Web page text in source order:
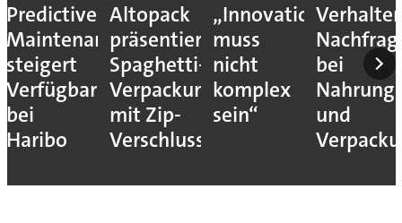
Predictive
Maintenance
steigert
Verfügbarkeit
bei
Haribo
Altopack
präsentiert
Spaghetti-
Verpackung
mit Zip-
Verschluss
„Innovation
muss
nicht
komplex
sein“
bei
und